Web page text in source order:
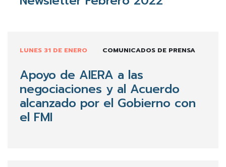
LUNES 31 DE ENERO COMUNICADOS DE PRENSA
Apoyo de AIERA a las
negociaciones y al Acuerdo
alcanzado por el Gobierno con
el FMI